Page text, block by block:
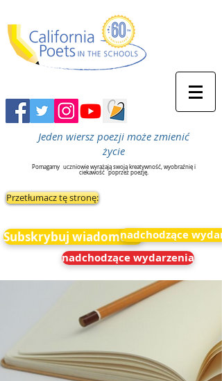
Jeden wiersz poezji może zmienić
życie
Pomagamy uczniowie wyrażają swoją kreatywność, wyobraźnię i
ciekawość poprzez poezję.
Przetłumacz tę stronę:
Subskrybuj wiadomościnadchodzące
nadchodzące wydarzenia